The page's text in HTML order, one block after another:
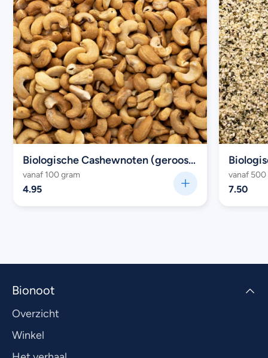
Biologische Cashewnoten (geroosterd)
vanaf 100 gram
4.95
vanaf 500
7.50
Bionoot
Overzicht
Winkel